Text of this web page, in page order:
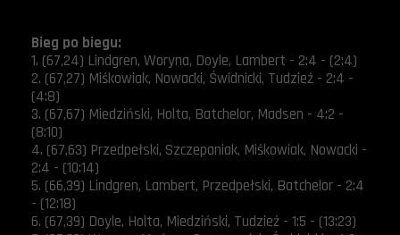
Bieg po biegu:
1. (67,24) Lindgren, Woryna, Doyle, Lambert - 2:4 - (2:4)
2. (67,27) Miśkowiak, Nowacki, Świdnicki, Tudzież - 2:4 -
(4:8)
3. (67,67) Miedziński, Holta, Batchelor, Madsen - 4:2 -
(8:10)
4. (67,63) Przedpełski, Szczepaniak, Miśkowiak, Nowacki -
2:4 - (10:14)
5. (66,39) Lindgren, Lambert, Przedpełski, Batchelor - 2:4
- (12:18)
6. (67,39) Doyle, Holta, Miedziński, Tudzież - 1:5 - (13:23)